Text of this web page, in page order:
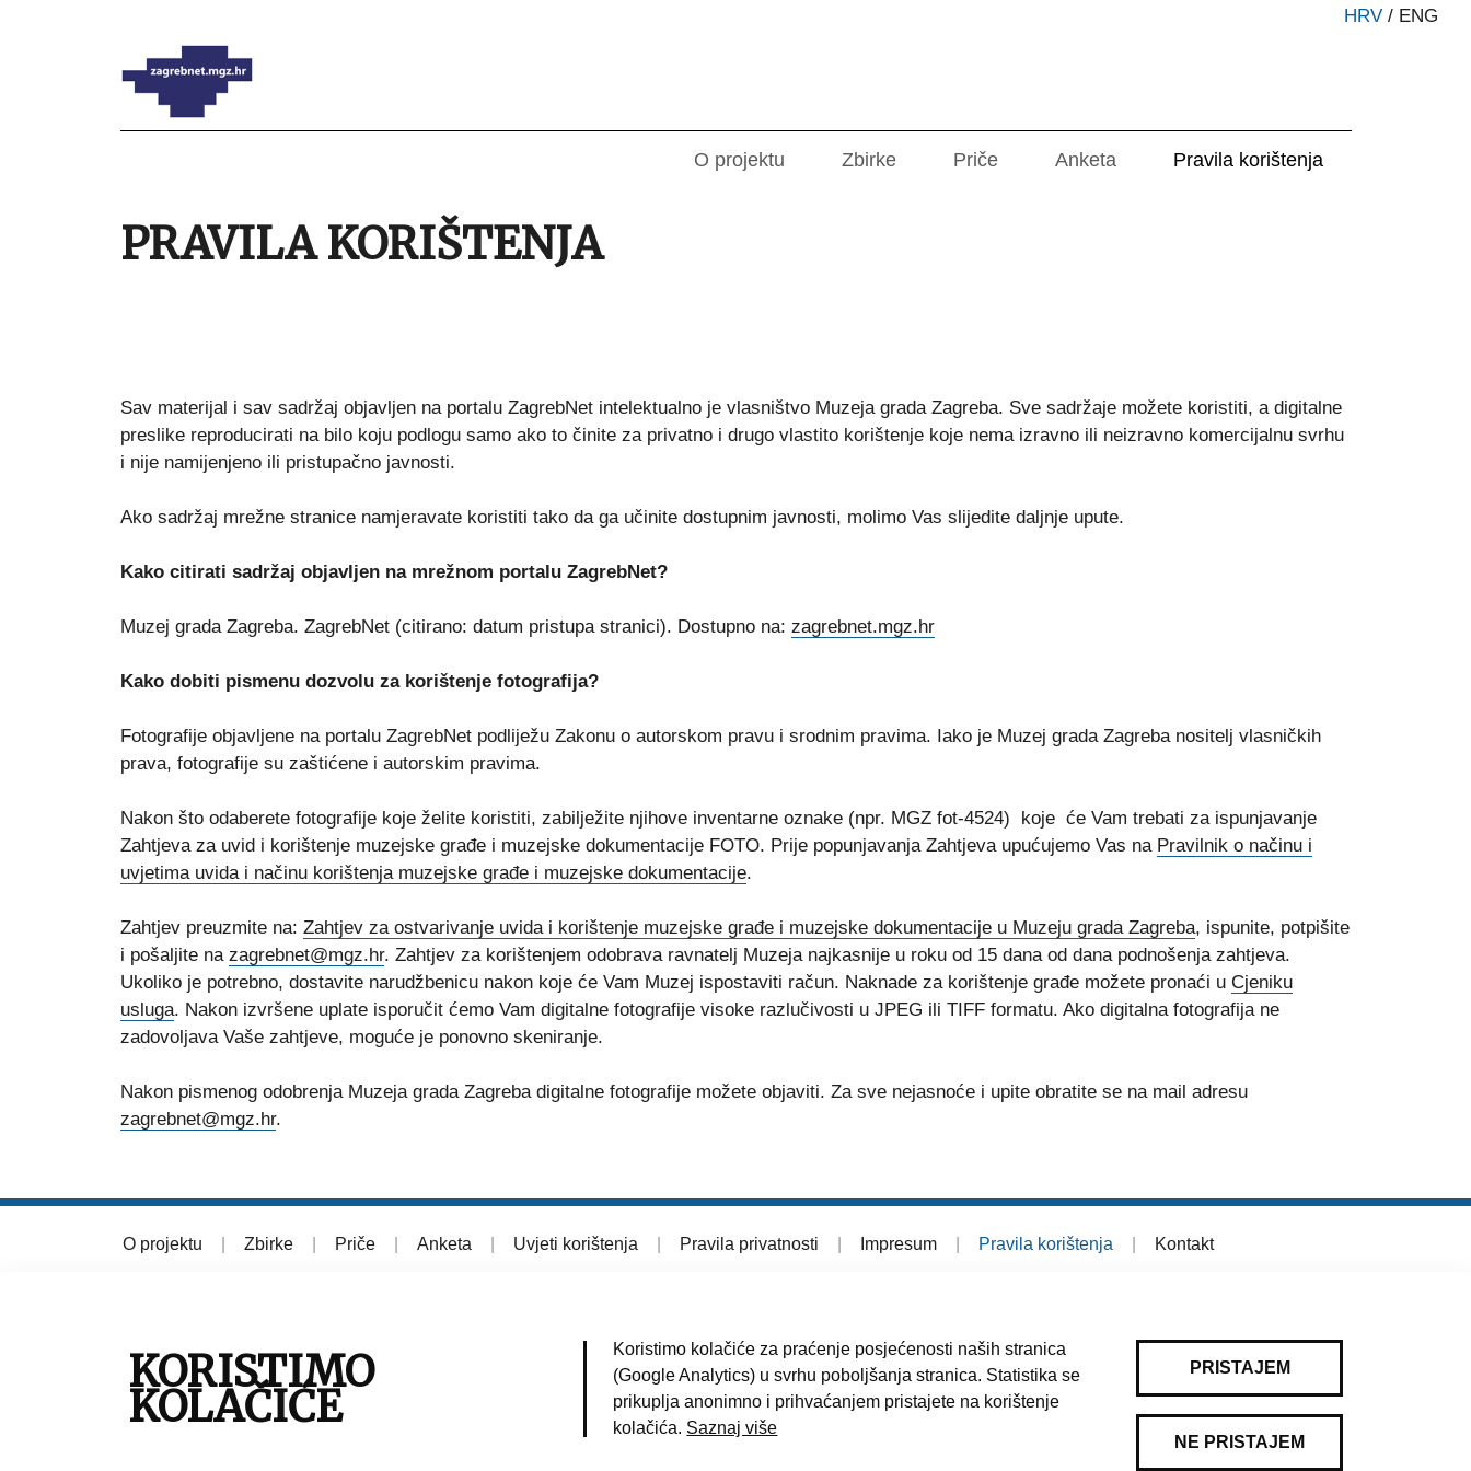
HRV / ENG
O projektu Zbirke Priče Anketa Pravila korištenja
PRAVILA KORIŠTENJA
Sav materijal i sav sadržaj objavljen na portalu ZagrebNet intelektualno je vlasništvo Muzeja grada Zagreba. Sve sadržaje možete koristiti, a digitalne
preslike reproducirati na bilo koju podlogu samo ako to činite za privatno i drugo vlastito korištenje koje nema izravno ili neizravno komercijalnu svrhu
i nije namijenjeno ili pristupačno javnosti.
Ako sadržaj mrežne stranice namjeravate koristiti tako da ga učinite dostupnim javnosti, molimo Vas slijedite daljnje upute.
Kako citirati sadržaj objavljen na mrežnom portalu ZagrebNet?
Muzej grada Zagreba. ZagrebNet (citirano: datum pristupa stranici). Dostupno na: zagrebnet.mgz.hr
Kako dobiti pismenu dozvolu za korištenje fotografija?
Fotografije objavljene na portalu ZagrebNet podliježu Zakonu o autorskom pravu i srodnim pravima. Iako je Muzej grada Zagreba nositelj vlasničkih
prava, fotografije su zaštićene i autorskim pravima.
Nakon što odaberete fotografije koje želite koristiti, zabilježite njihove inventarne oznake (npr. MGZ fot-4524) koje će Vam trebati za ispunjavanje
Zahtjeva za uvid i korištenje muzejske građe i muzejske dokumentacije FOTO. Prije popunjavanja Zahtjeva upućujemo Vas na Pravilnik o načinu i
uvjetima uvida i načinu korištenja muzejske građe i muzejske dokumentacije.
Zahtjev preuzmite na: Zahtjev za ostvarivanje uvida i korištenje muzejske građe i muzejske dokumentacije u Muzeju grada Zagreba, ispunite, potpišite
i pošaljite na zagrebnet@mgz.hr. Zahtjev za korištenjem odobrava ravnatelj Muzeja najkasnije u roku od 15 dana od dana podnošenja zahtjeva.
Ukoliko je potrebno, dostavite narudžbenicu nakon koje će Vam Muzej ispostaviti račun. Naknade za korištenje građe možete pronaći u Cjeniku
usluga. Nakon izvršene uplate isporučit ćemo Vam digitalne fotografije visoke razlučivosti u JPEG ili TIFF formatu. Ako digitalna fotografija ne
zadovoljava Vaše zahtjeve, moguće je ponovno skeniranje.
Nakon pismenog odobrenja Muzeja grada Zagreba digitalne fotografije možete objaviti. Za sve nejasnoće i upite obratite se na mail adresu
zagrebnet@mgz.hr.
O projektu Zbirke Priče Anketa Uvjeti korištenja Pravila privatnosti Impresum Pravila korištenja Kontakt
KORISTIMO
KOLAČIĆE
Koristimo kolačiće za praćenje posjećenosti naših stranica
(Google Analytics) u svrhu poboljšanja stranica. Statistika se
prikuplja anonimno i prihvaćanjem pristajete na korištenje
kolačića. Saznaj više
PRISTAJEM
NE PRISTAJEM